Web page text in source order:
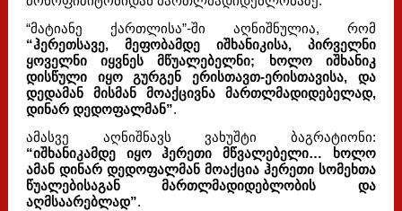
“მატიანე ქართლისა”-ში აღნიშნულია, რომ
“ჰერეთსავე, მეფობამდე იშხანიკისა, პირველნი
ყოველნი იყვნეს მწუალებელნი; ხოლო იშხანიკ
დისწული იყო გურგენ ერისთავთ-ერისთავისა, და
დედამან მისმან მოაქცივნა მართლმადიდებელად,
დინარ დედოფალმან”.
ამასვე აღნიშნავს ვახუშტი ბაგრატიონი:
“იშხანიკამდე იყო ჰერეთი მწვალებელი… ხოლო
ამან დინარ დედოფალმან მოაქცია ჰერეთი სომეხთა
წუალებისაგან მართლმადიდებლობის და
აღმსაარებლად”.